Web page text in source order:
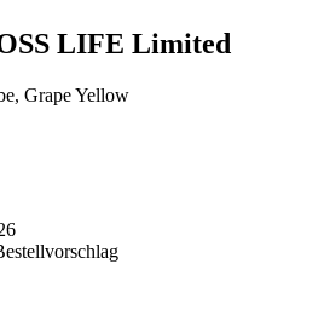
LIFE Limited
Grape Yellow